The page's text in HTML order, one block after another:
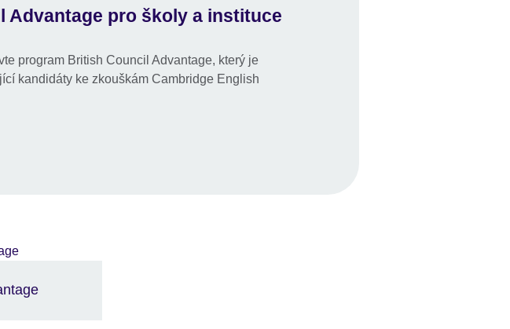
Advantage pro školy a instituce
program British Council Advantage, který je
kandidáty ke zkouškám Cambridge English